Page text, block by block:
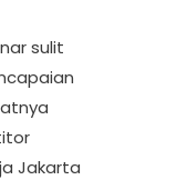
sulit
Jakarta